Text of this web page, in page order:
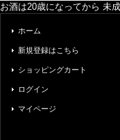
お酒は20歳になってから 未
ホーム
新規登録はこちら
ショッピングカート
ログイン
マイページ